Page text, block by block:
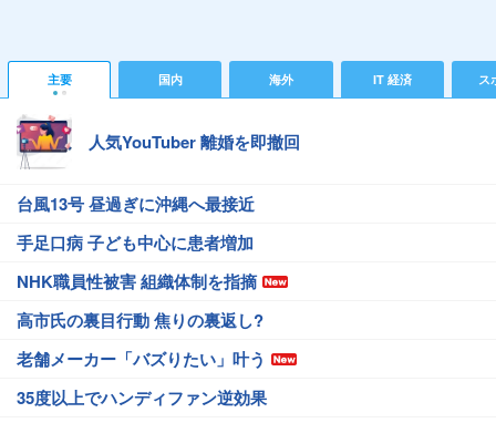
主要 国内 海外 IT 経済 ス
人気YouTuber 離婚を即撤回
台風13号 昼過ぎに沖縄へ最接近
手足口病 子ども中心に患者増加
NHK職員性被害 組織体制を指摘
高市氏の裏目行動 焦りの裏返し?
老舗メーカー「バズりたい」叶う
35度以上でハンディファン逆効果